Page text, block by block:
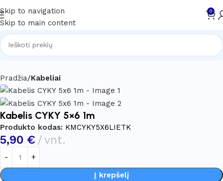
Skip to navigation
Skip to main content
0
Pradžia Kabeliai
Kabelis CYKY 5×6 1m
Produkto kodas: KMCYKY5X6LIETK
5,90 € vnt.
Į krepšelį